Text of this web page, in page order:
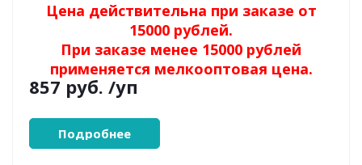
Цена действительна при заказе от
15000 рублей.
При заказе менее 15000 рублей
применяется мелкооптовая цена.
857 руб. /уп
Подробнее